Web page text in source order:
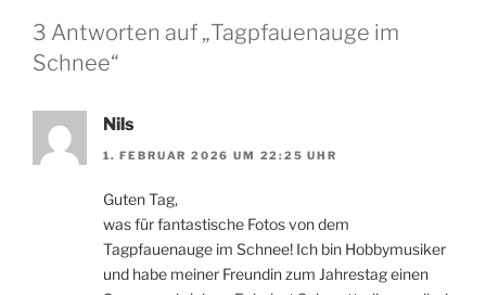
3 Antworten auf „Tagpfauenauge im
Schnee“
Nils
1. FEBRUAR 2026 UM 22:25 UHR
Guten Tag,
was für fantastische Fotos von dem
Tagpfauenauge im Schnee! Ich bin Hobbymusiker
und habe meiner Freundin zum Jahrestag einen